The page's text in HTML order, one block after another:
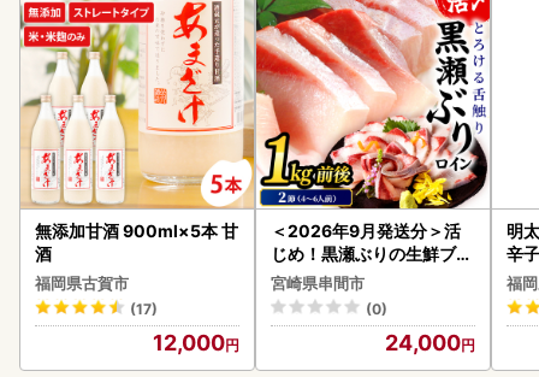
無添加甘酒 900ml×5本 甘
酒
福岡県古賀市
(17)
12,000
＜2026年9月発送分＞活
じめ！黒瀬ぶりの生鮮ブリ
ロイン2節（1.0kg前後）_
K001-012-2609
宮崎県串間市
(0)
24,000
明
辛
福